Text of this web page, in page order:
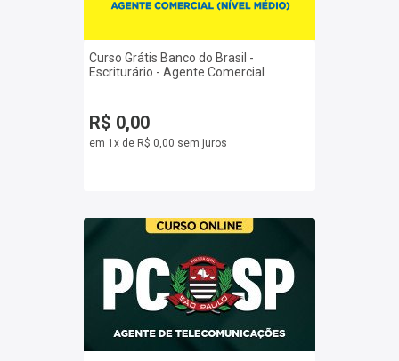
Curso Grátis Banco do Brasil -
Escriturário - Agente Comercial
R$ 0,00
em 1x de R$ 0,00 sem juros